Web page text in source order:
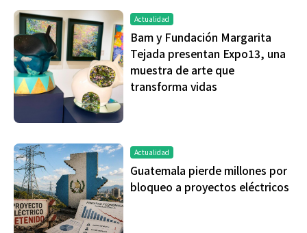
Actualidad
Bam y Fundación Margarita
Tejada presentan Expo13, una
muestra de arte que
transforma vidas
Actualidad
Guatemala pierde millones por
bloqueo a proyectos eléctricos